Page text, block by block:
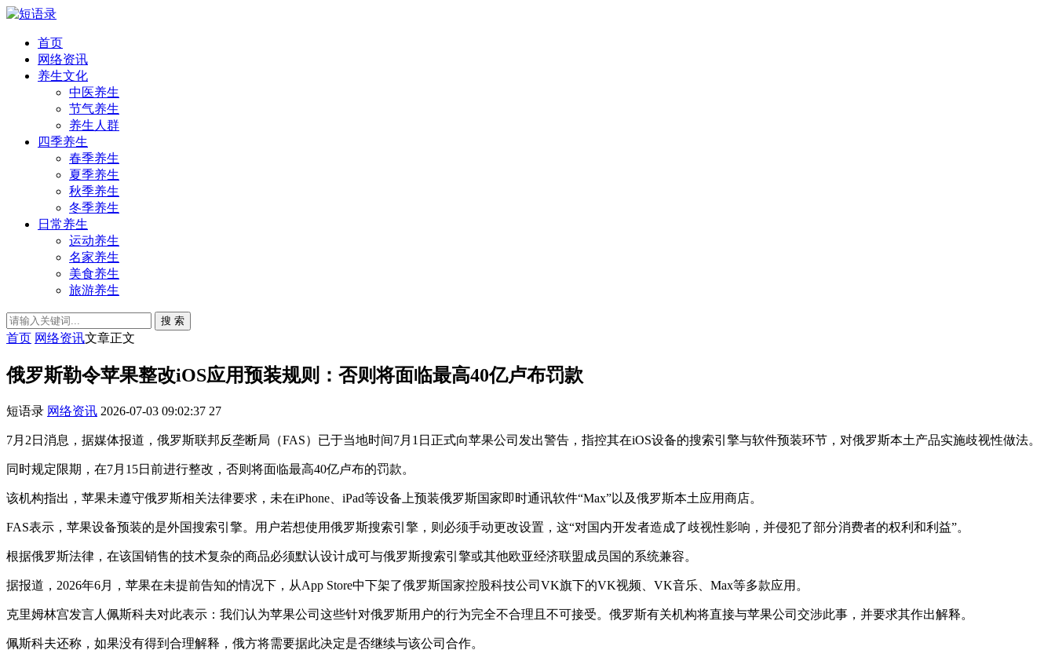
首页
网络资讯
养生文化
中医养生
节气养生
养生人群
四季养生
春季养生
夏季养生
秋季养生
冬季养生
日常养生
运动养生
名家养生
美食养生
旅游养生
搜 索
首页 网络资讯文章正文
俄罗斯勒令苹果整改iOS应用预装规则：否则将面临最高40亿卢布罚款
短语录 网络资讯 2026-07-03 09:02:37 27
7月2日消息，据媒体报道，俄罗斯联邦反垄断局（FAS）已于当地时间7月1日正式向苹果公司发出警告，指控其在iOS设备的搜索引擎与软件预装环节，对俄罗斯本土产品实施歧视性做法。
同时规定限期，在7月15日前进行整改，否则将面临最高40亿卢布的罚款。
该机构指出，苹果未遵守俄罗斯相关法律要求，未在iPhone、iPad等设备上预装俄罗斯国家即时通讯软件“Max”以及俄罗斯本土应用商店。
FAS表示，苹果设备预装的是外国搜索引擎。用户若想使用俄罗斯搜索引擎，则必须手动更改设置，这“对国内开发者造成了歧视性影响，并侵犯了部分消费者的权利和利益”。
根据俄罗斯法律，在该国销售的技术复杂的商品必须默认设计成可与俄罗斯搜索引擎或其他欧亚经济联盟成员国的系统兼容。
据报道，2026年6月，苹果在未提前告知的情况下，从App Store中下架了俄罗斯国家控股科技公司VK旗下的VK视频、VK音乐、Max等多款应用。
克里姆林宫发言人佩斯科夫对此表示：我们认为苹果公司这些针对俄罗斯用户的行为完全不合理且不可接受。俄罗斯有关机构将直接与苹果公司交涉此事，并要求其作出解释。
佩斯科夫还称，如果没有得到合理解释，俄方将需要据此决定是否继续与该公司合作。